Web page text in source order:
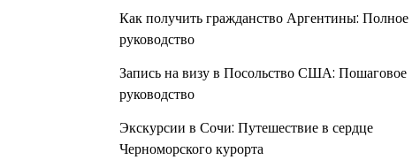
Как получить гражданство Аргентины: Полное
руководство
Запись на визу в Посольство США: Пошаговое
руководство
Экскурсии в Сочи: Путешествие в сердце
Черноморского курорта